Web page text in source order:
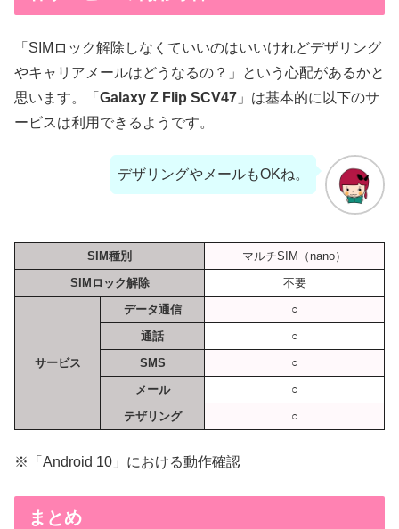
「SIMロック解除しなくていいのはいいけれどデザリング
やキャリアメールはどうなるの？」という心配があるかと
思います。「 Galaxy Z Flip SCV47 」は基本的に以下のサ
ービスは利用できるようです。
デザリングやメールもOKね。
SIM種別
マルチSIM（nano）
SIMロック解除
不要
サービス
データ通信
○
通話
○
SMS
○
メール
○
テザリング
○
※「Android 10」における動作確認
まとめ